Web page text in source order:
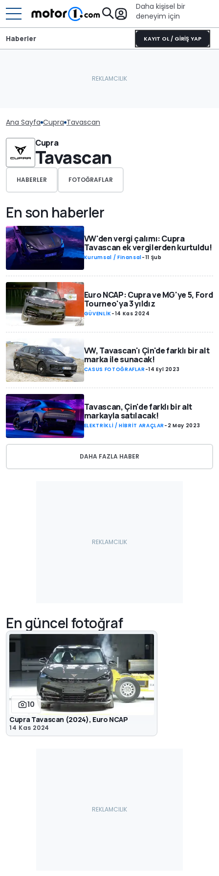
Daha kişisel bir
deneyim için
KAYIT OL / GİRİŞ YAP
Haberler
Ana Sayfa Cupra Tavascan
Cupra
Tavascan
HABERLER FOTOĞRAFLAR
En son haberler
VW'den vergi çalımı: Cupra
Tavascan ek vergilerden kurtuldu!
Kurumsal / Finansal-11 Şub
Euro NCAP: Cupra ve MG'ye 5, Ford
Tourneo'ya 3 yıldız
GÜVENLİK-14 Kas 2024
VW, Tavascan'ı Çin'de farklı bir alt
marka ile sunacak!
CASUS FOTOĞRAFLAR -14 Eyl 2023
Tavascan, Çin'de farklı bir alt
markayla satılacak!
ELEKTRİKLİ / HİBRİT ARAÇLAR - 2 May 2023
DAHA FAZLA HABER
En güncel fotoğraf
10
Cupra Tavascan (2024), Euro NCAP
14 Kas 2024